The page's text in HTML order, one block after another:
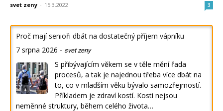
svet zeny - 15.3.2022 3
Proč mají senioři dbát na dostatečný příjem vápníku
7 srpna 2026 - svet zeny
S přibývajícím věkem se v těle mění řada
procesů, a tak je najednou třeba více dbát na
to, co v mladším věku bývalo samozřejmostí.
Příkladem je zdraví kostí. Kosti nejsou
neměnné struktury, během celého života…